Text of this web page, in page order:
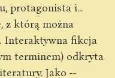
protagonista i...
z którą można
Interaktywna fikcja
terminem) odkryta
Jako --